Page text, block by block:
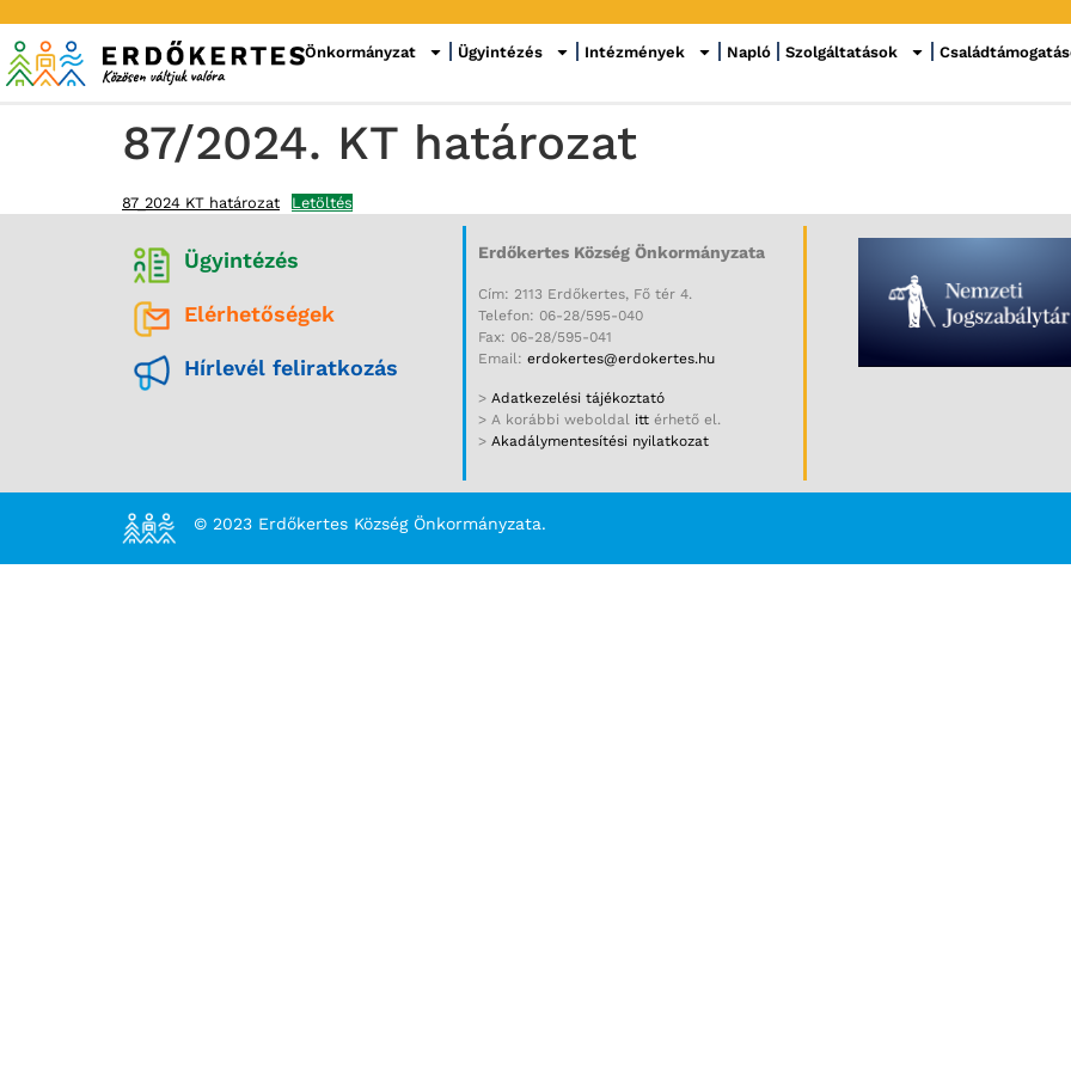
Önkormányzat Ügyintézés Intézmények Napló Szolgáltatások
87/2024. KT határozat
87_2024 KT határozat Letöltés
Ügyintézés
Elérhetőségek
Hírlevél feliratkozás
Erdőkertes Község Önkormányzata
Cím: 2113 Erdőkertes, Fő tér 4.
Telefon: 06-28/595-040
Fax: 06-28/595-041
Email: erdokertes@erdokertes.hu
> Adatkezelési tájékoztató
> A korábbi weboldal itt érhető el.
> Akadálymentesítési nyilatkozat
© 2023 Erdőkertes Község Önkormányzata.